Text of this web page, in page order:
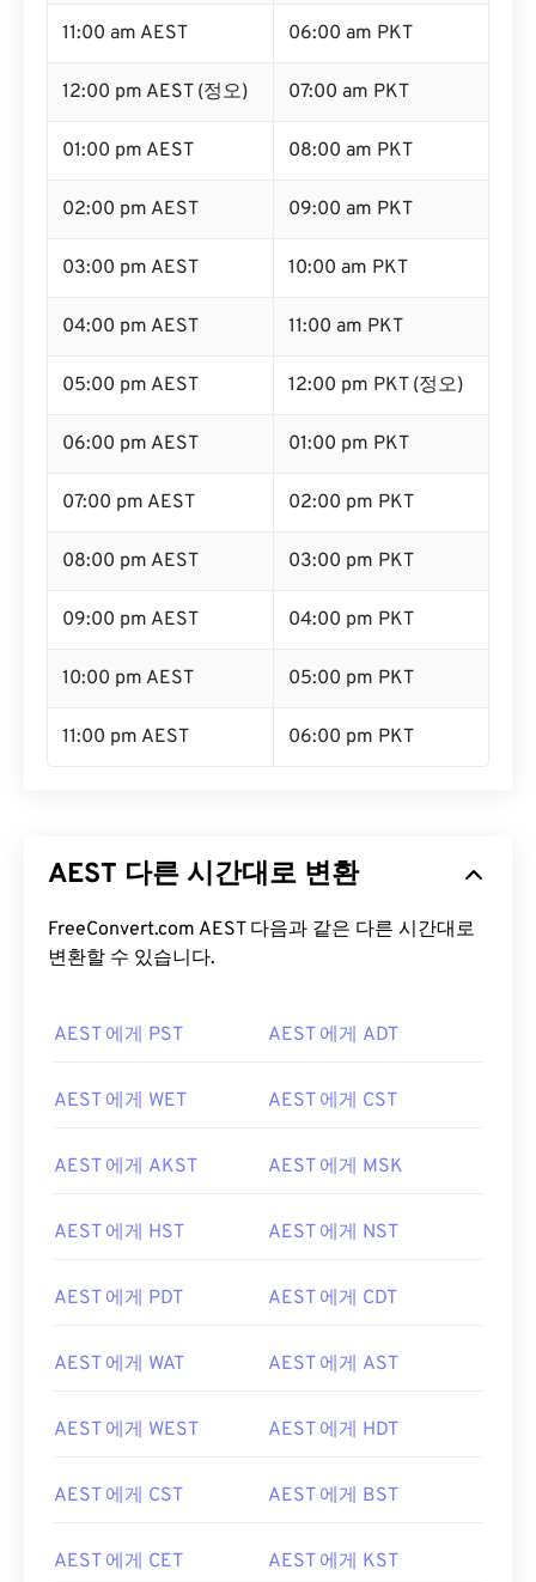
11:00 am AEST 06:00 am PKT
12:00 pm AEST (정오) 07:00 am PKT
01:00 pm AEST 08:00 am PKT
02:00 pm AEST 09:00 am PKT
03:00 pm AEST 10:00 am PKT
04:00 pm AEST 11:00 am PKT
05:00 pm AEST 12:00 pm PKT (정오)
06:00 pm AEST 01:00 pm PKT
07:00 pm AEST 02:00 pm PKT
08:00 pm AEST 03:00 pm PKT
09:00 pm AEST 04:00 pm PKT
10:00 pm AEST 05:00 pm PKT
11:00 pm AEST 06:00 pm PKT
AEST 다른 시간대로 변환
FreeConvert.com AEST 다음과 같은 다른 시간대로
변환할 수 있습니다.
AEST 에게 PST AEST 에게 ADT
AEST 에게 WET AEST 에게 CST
AEST 에게 AKST AEST 에게 MSK
AEST 에게 HST AEST 에게 NST
AEST 에게 PDT AEST 에게 CDT
AEST 에게 WAT AEST 에게 AST
AEST 에게 WEST AEST 에게 HDT
AEST 에게 CST AEST 에게 BST
AEST 에게 CET AEST 에게 KST